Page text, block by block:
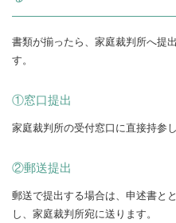
書類が揃ったら、家庭裁判所へ提
す。
①窓口提出
家庭裁判所の受付窓口に直接持参
②郵送提出
郵送で提出する場合は、申述書と
し、家庭裁判所宛に送ります。